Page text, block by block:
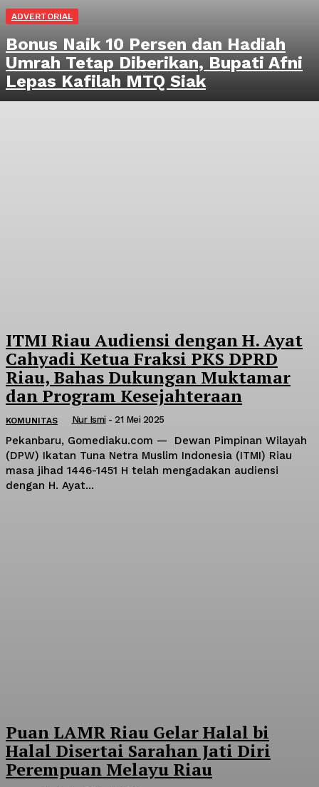
ADVERTORIAL
Bonus Naik 10 Persen dan Hadiah
Umrah Tetap Diberikan, Bupati Afni
Lepas Kafilah MTQ Siak
ITMI Riau Audiensi dengan H. Ayat
Cahyadi Ketua Fraksi PKS DPRD
Riau, Bahas Dukungan Muktamar
dan Program Kesejahteraan
KOMUNITAS Nur Ismi - 21 Mei 2025
Pekanbaru, Gomediaku.com — Dewan Pimpinan Wilayah
(DPW) Ikatan Tuna Netra Muslim Indonesia (ITMI) Riau
masa jihad 1446-1451 H telah mengadakan audiensi
dengan H. Ayat...
Puan LAMR Riau Gelar Halal bi
Halal Disertai Sarahan Jati Diri
Perempuan Melayu Riau